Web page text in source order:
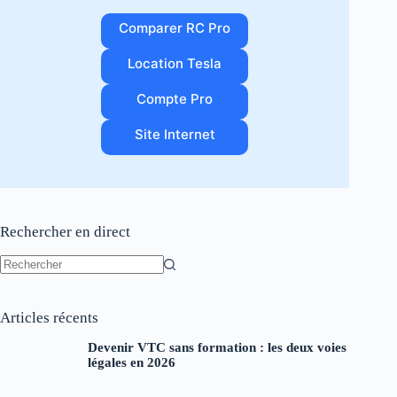
Comparer RC Pro
Location Tesla
Compte Pro
Site Internet
Rechercher en direct
Articles récents
Devenir VTC sans formation : les deux voies
légales en 2026